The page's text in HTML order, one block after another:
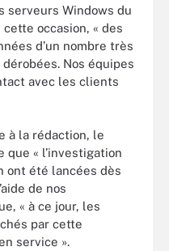
serveurs Windows du
occasion, « des
d’un nombre très
Nos équipes
avec les clients
à la rédaction, le
que « l’investigation
ont été lancées dès
de nos
« à ce jour, les
par cette
service ».